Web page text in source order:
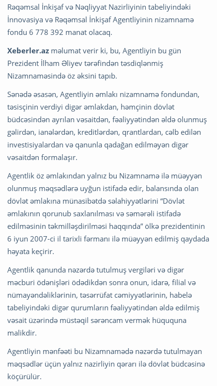
Rəqəmsal İnkişaf və Nəqliyyat Nazirliyinin tabeliyindəki
İnnovasiya və Rəqəmsal İnkişaf Agentliyinin nizamnamə
fondu 6 778 392 manat olacaq.
Xeberler.az məlumat verir ki, bu, Agentliyin bu gün
Prezident İlham Əliyev tərəfindən təsdiqlənmiş
Nizamnaməsində öz əksini tapıb.
Sənədə əsasən, Agentliyin əmlakı nizamnamə fondundan,
təsisçinin verdiyi digər əmlakdan, həmçinin dövlət
büdcəsindən ayrılan vəsaitdən, fəaliyyətindən əldə olunmuş
gəlirdən, ianələrdən, kreditlərdən, qrantlardan, cəlb edilən
investisiyalardan və qanunla qadağan edilməyən digər
vəsaitdən formalaşır.
Agentlik öz əmlakından yalnız bu Nizamnamə ilə müəyyən
olunmuş məqsədlərə uyğun istifadə edir, balansında olan
dövlət əmlakına münasibətdə səlahiyyətlərini “Dövlət
əmlakının qorunub saxlanılması və səmərəli istifadə
edilməsinin təkmilləşdirilməsi haqqında” ölkə prezidentinin
6 iyun 2007-ci il tarixli fərmanı ilə müəyyən edilmiş qaydada
həyata keçirir.
Agentlik qanunda nəzərdə tutulmuş vergiləri və digər
məcburi ödənişləri ödədikdən sonra onun, idarə, filial və
nümayəndəliklərinin, təsərrüfat cəmiyyətlərinin, habelə
tabeliyindəki digər qurumların fəaliyyətindən əldə edilmiş
vəsait üzərində müstəqil sərəncam vermək hüququna
malikdir.
Agentliyin mənfəəti bu Nizamnamədə nəzərdə tutulmayan
məqsədlər üçün yalnız nazirliyin qərarı ilə dövlət büdcəsinə
köçürülür.